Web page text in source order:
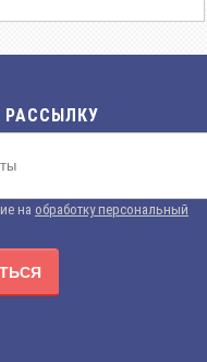
на обработку персональный